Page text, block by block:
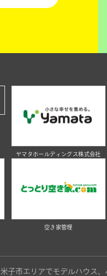
ヤマタホールディングス株式会社
空き家管理
子市エリアでモデルハウス